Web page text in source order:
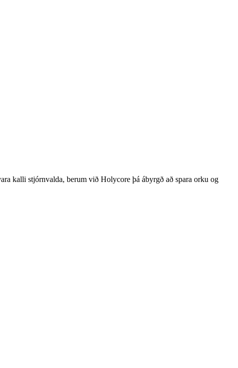
kalli stjórnvalda, berum við Holycore þá ábyrgð að spara orku og